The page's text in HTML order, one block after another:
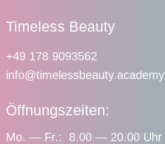
Timeless Beauty
+49 178 9093562
info@timelessbeauty.academy
Öffnungszeiten:
Mo. — Fr.: 8.00 — 20.00 Uhr